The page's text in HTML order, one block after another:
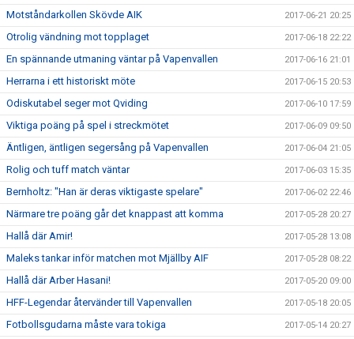
Motståndarkollen Skövde AIK 2017-06-21 20:25
Otrolig vändning mot topplaget 2017-06-18 22:22
En spännande utmaning väntar på Vapenvallen 2017-06-16 21:01
Herrarna i ett historiskt möte 2017-06-15 20:53
Odiskutabel seger mot Qviding 2017-06-10 17:59
Viktiga poäng på spel i streckmötet 2017-06-09 09:50
Äntligen, äntligen segersång på Vapenvallen 2017-06-04 21:05
Rolig och tuff match väntar 2017-06-03 15:35
Bernholtz: "Han är deras viktigaste spelare" 2017-06-02 22:46
Närmare tre poäng går det knappast att komma 2017-05-28 20:27
Hallå där Amir! 2017-05-28 13:08
Maleks tankar inför matchen mot Mjällby AIF 2017-05-28 08:22
Hallå där Arber Hasani! 2017-05-20 09:00
HFF-Legendar återvänder till Vapenvallen 2017-05-18 20:05
Fotbollsgudarna måste vara tokiga 2017-05-14 20:27